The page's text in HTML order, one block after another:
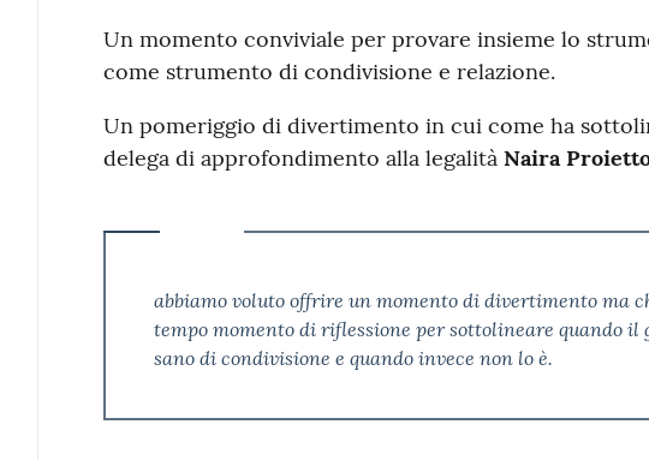
Un momento conviviale per provare insieme lo
come strumento di condivisione e relazione.
Un pomeriggio di divertimento in cui come ha
delega di approfondimento alla legalità Naira
abbiamo voluto offrire un momento di divertimento ma
tempo momento di riflessione per sottolineare quando il
sano di condivisione e quando invece non lo è.